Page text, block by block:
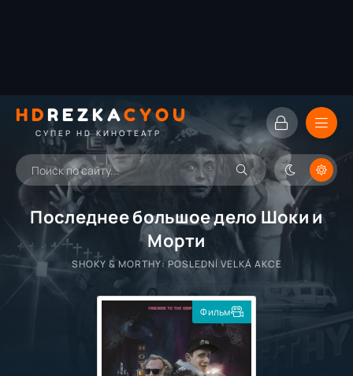
HDREZKACYOU
СУПЕР HD КИНОТЕАТР
Последнее большое дело Шоки и
Морти
SHOKY & MORTHY: POSLEDNÍ VELKÁ AKCE
Фильм